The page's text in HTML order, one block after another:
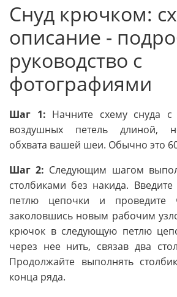
Снуд крючком:
описание -
руководство с
фотографиями
Шаг 1: Начните схему снуда с
воздушных петель длиной,
обхвата вашей шеи. Обычно это
Шаг 2: Следующим шагом
столбиками без накида.
петлю цепочки и проведите
заколовшись новым рабочим
крючок в следующую петлю
через нее нить, связав два
Продолжайте выполнять
конца ряда.